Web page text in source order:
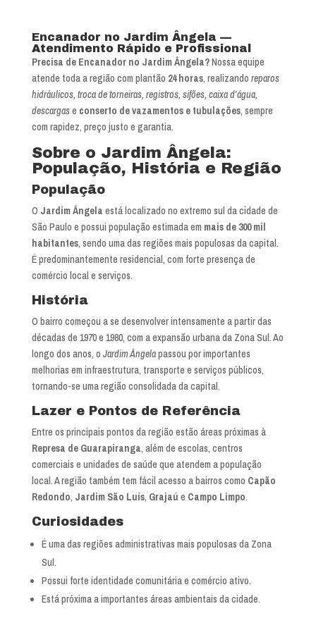
Encanador no Jardim Ângela —
Atendimento Rápido e Profissional
Precisa de Encanador no Jardim Ângela?Nossa equipe
atende toda a região com plantão 24 horas, realizando reparos
hidráulicos, troca de torneiras, registros, sifões, caixa d’água,
descargase conserto de vazamentos e tubulações, sempre
com rapidez, preço justo e garantia.
Sobre o Jardim Ângela:
População, História e Região
População
O Jardim Ângela está localizado no extremo sul da cidade de
São Paulo e possui população estimada em mais de 300 mil
habitantes, sendo uma das regiões mais populosas da capital.
É predominantemente residencial, com forte presença de
comércio local e serviços.
História
O bairro começou a se desenvolver intensamente a partir das
décadas de 1970 e 1980, com a expansão urbana da Zona Sul. Ao
longo dos anos, o Jardim Ângelapassou por importantes
melhorias em infraestrutura, transporte e serviços públicos,
tornando-se uma região consolidada da capital.
Lazer e Pontos de Referência
Entre os principais pontos da região estão áreas próximas à
Represa de Guarapiranga, além de escolas, centros
comerciais e unidades de saúde que atendem a população
local. A região também tem fácil acesso a bairros como Capão
Redondo, Jardim São Luís, Grajaú e Campo Limpo.
Curiosidades
É uma das regiões administrativas mais populosas da Zona
Sul.
Possui forte identidade comunitária e comércio ativo.
Está próxima a importantes áreas ambientais da cidade.